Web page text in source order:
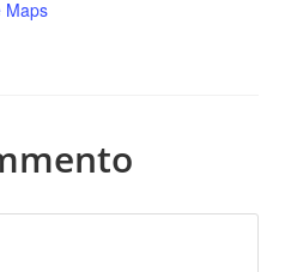
Maps